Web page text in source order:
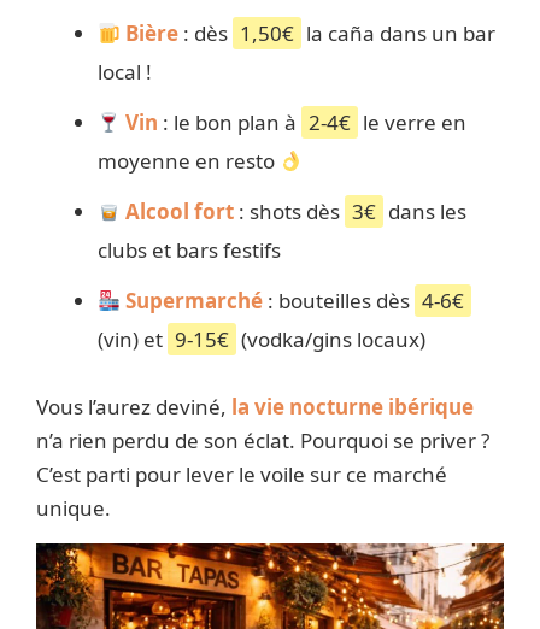
Bière : dès 1,50€ la caña dans un bar
local !
Vin : le bon plan à 2-4€ le verre en
moyenne en resto
Alcool fort : shots dès 3€ dans les
clubs et bars festifs
Supermarché : bouteilles dès 4-6€
(vin) et 9-15€ (vodka/gins locaux)
Vous l’aurez deviné, la vie nocturne ibérique
n’a rien perdu de son éclat. Pourquoi se priver ?
C’est parti pour lever le voile sur ce marché
unique.